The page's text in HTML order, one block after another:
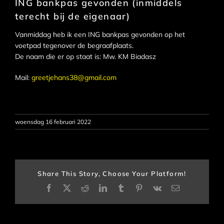
ING bankpas gevonden (inmiddels
terecht bij de eigenaar)
Vanmiddag heb ik een ING bankpas gevonden op het
voetpad tegenover de begraafplaats.
De naam die er op staat is: Mw. KM Biadasz
Mail: greetjehans38@gmail.com
woensdag 16 februari 2022
Share This Story, Choose Your Platform!
Facebook
X RedditLinkedInTumblrPinterest
Vk
E-